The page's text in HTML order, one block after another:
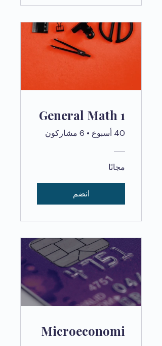
General Math 1
40 أسبوع • 6 مشاركون
مجانًا
انضم
Microeconomi